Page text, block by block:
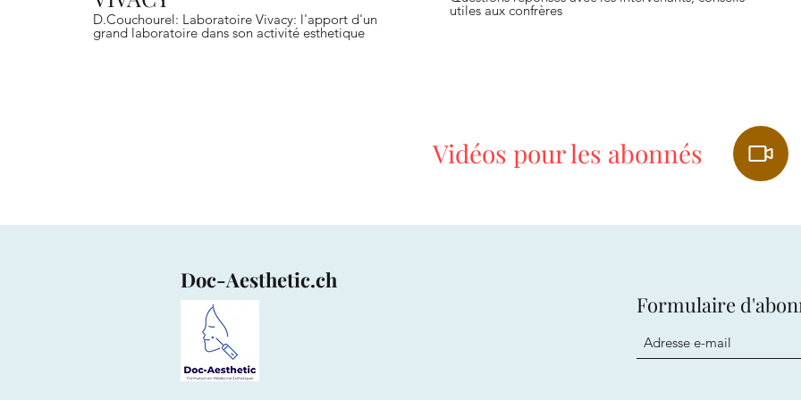
D.Couchourel: Laboratoire Vivacy: l'apport d'un
grand laboratoire dans son activité esthetique
utiles aux confrères
Vidéos pour les abonnés
Doc-Aesthetic.ch
Formulaire